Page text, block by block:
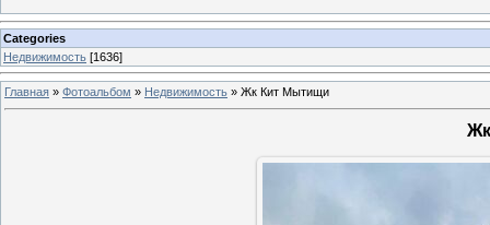
Categories
Недвижимость [1636]
Главная » Фотоальбом » Недвижимость » Жк Кит Мытищи